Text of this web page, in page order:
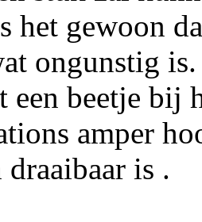
het gewoon
ongunstig is.
een beetje bij
amper
is .